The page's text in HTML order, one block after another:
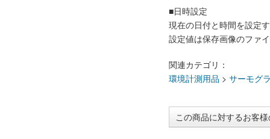
■日時設定
現在の日付と時間を設定
設定値は保存画像のファ
関連カテゴリ：
環境計測用品 > サーモグ
この商品に対するお客